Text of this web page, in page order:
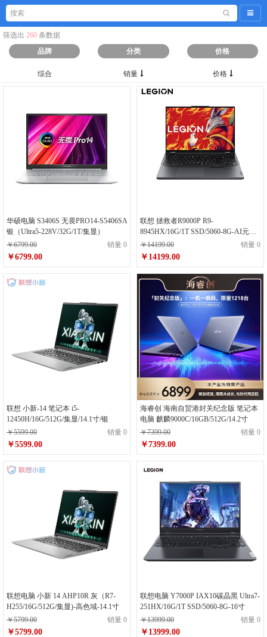
导航
筛选出 260 条数据
品牌
分类 价格
综合 销量 价格
华硕电脑 S3406S 无畏PRO14-S5406SA
银（Ultra5-228V/32G/1T/集显）
￥6799.00
销量 0
￥6799.00
联想 拯救者R9000P R9-
8945HX/16G/1T SSD/5060-8G-AI元启
版-16.1寸/碳晶黑
￥14199.00 销量 0
￥14199.00
联想 小新-14 笔记本 i5-
12450H/16G/512G/集显/14.1寸/银
￥5599.00
销量 0
￥5599.00
海睿创 海南自贸港封关纪念版 笔记本
电脑 麒麟9000C/16GB/512G/14.2寸
￥7399.00
销量 0
￥7399.00
联想电脑 小新 14 AHP10R 灰（R7-
H255/16G/512G/集显)-高色域-14.1寸
￥5799.00
销量 0
￥5799.00
联想电脑 Y7000P IAX10碳晶黑 Ultra7-
251HX/16G/1T SSD/5060-8G-16寸
￥13999.00
销量 0
￥13999.00